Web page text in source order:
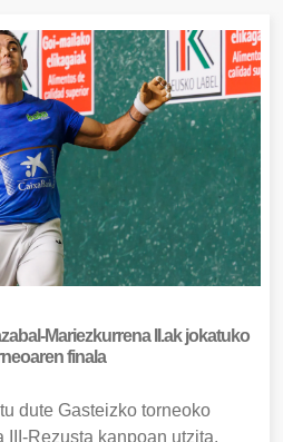
Mariezkurrena II.ak jokatuko
finala
dute Gasteizko torneoko
III-Rezusta kanpoan utzita.